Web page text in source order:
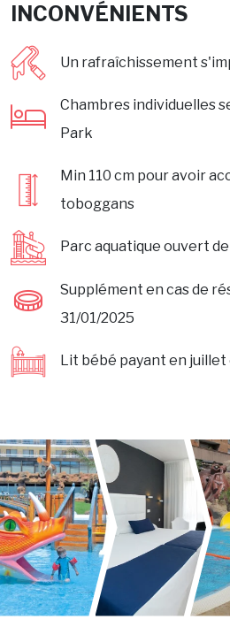
INCONVÉNIENTS
Un rafraîchissement
Chambres individuelles
Park
Min 110 cm pour avoir
toboggans
Parc aquatique ouvert
Supplément en cas de
31/01/2025
Lit bébé payant en